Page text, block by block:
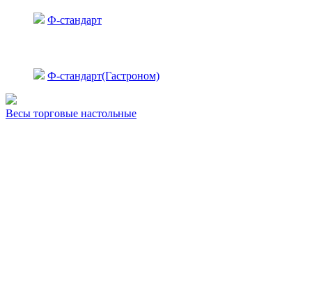
Ф-стандарт
Ф-стандарт(Гастроном)
Весы торговые настольные